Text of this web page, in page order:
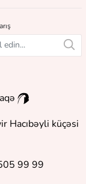
Hacıbəyli küçəsi
99 99